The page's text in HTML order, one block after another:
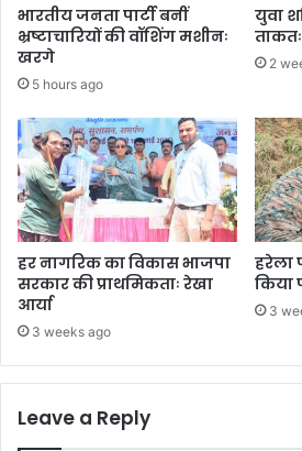
भारतीय जनता पार्टी बनीं
भ्रष्टाचारियों की वॉशिंग मशीनः
खरगे
5 hours ago
युवा
2
हर नागरिक का विकास भाजपा
सरकार की प्राथमिकताः रेखा
आर्या
3 weeks ago
हरेला
किया
3
Leave a Reply